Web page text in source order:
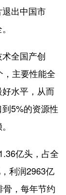
出中国市
全国产创
主要性能全
水平，从而
5%的资源性
亿头，占全
利润2963亿
，每年节约